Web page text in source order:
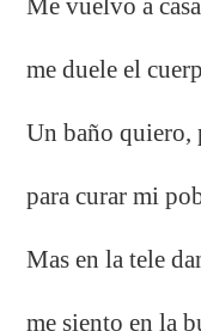
me duele el
Un baño quiero,
para curar mi
Mas en la tele
me siento en la